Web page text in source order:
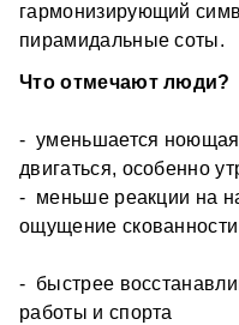
алгоритмы приборов
сакральная геометрия
Медальон передаёт
восстановление.
Что ты получаешь?
поддержку иммунитета
меньше воспалений и
Ты не лечишь
баланс системы
гармонизирующий
пирамидальные соты.
Что отмечают люди?
-  уменьшается
двигаться, особенно
-  меньше реакции на
ощущение скованности
-  быстрее
работы и спорта